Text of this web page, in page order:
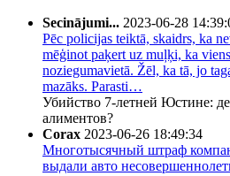
Secinājumi... 2023-06-28
Pēc policijas teiktā, skaidrs, ka
mēģinot paķert uz muļķi, ka
noziegumavietā. Žēl, ka tā, jo
mazāks. Parasti…
Убийство 7-летней Юстине:
алиментов?
Corax 2023-06-26 18:49:34
Многотысячный штраф
выдали авто